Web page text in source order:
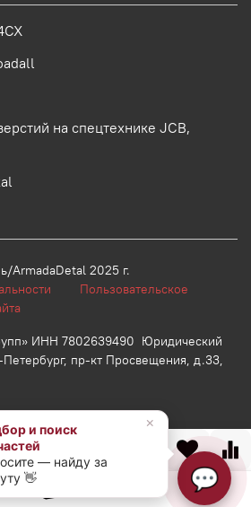
на спецтехнике JCB,
ArmadaDetal 2025 г.
Пользовательское
ИНН 7802639490 Юридический
Петербург, пр-кт Просвещения, д.33,
💬
×
и поиск
— найду за
👋